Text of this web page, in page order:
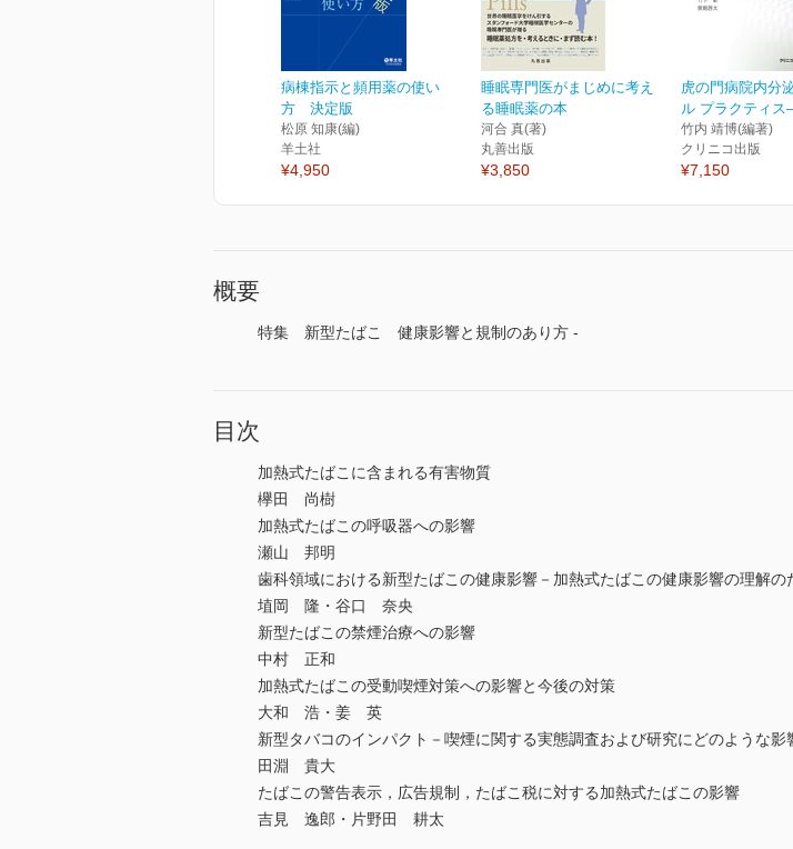
病棟指示と頻用薬の使い
方 決定版
松原 知康(編)
羊土社
¥4,950
睡眠専門医がまじめに考え
る睡眠薬の本
河合 真(著)
丸善出版
¥3,850
虎の門病院内分
ル プラクティ
竹内 靖博(編著)
クリニコ出版
¥7,150
概要
特集 新型たばこ 健康影響と規制のあり方 -
目次
加熱式たばこに含まれる有害物質
欅田 尚樹
加熱式たばこの呼吸器への影響
瀬山 邦明
歯科領域における新型たばこの健康影響－加熱式たばこの健康影響の理解の
埴岡 隆・谷口 奈央
新型たばこの禁煙治療への影響
中村 正和
加熱式たばこの受動喫煙対策への影響と今後の対策
大和 浩・姜 英
新型タバコのインパクト－喫煙に関する実態調査および研究にどのような影
田淵 貴大
たばこの警告表示，広告規制，たばこ税に対する加熱式たばこの影響
吉見 逸郎・片野田 耕太